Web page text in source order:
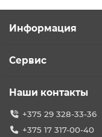
Информация
Сервис
Наши контакты
+375 29 328-33-36
+375 17 317-00-40